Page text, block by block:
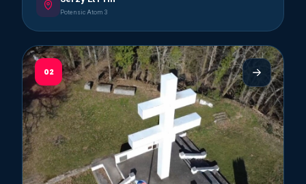
Potensic Atom 3
02